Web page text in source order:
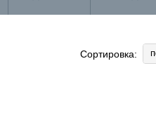
Сортировка: